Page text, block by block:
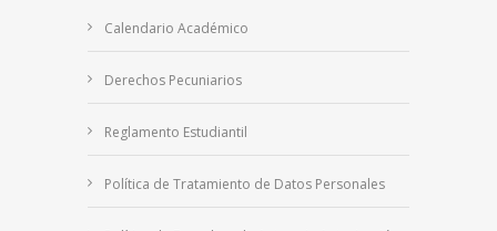
Calendario Académico
Derechos Pecuniarios
Reglamento Estudiantil
Política de Tratamiento de Datos Personales